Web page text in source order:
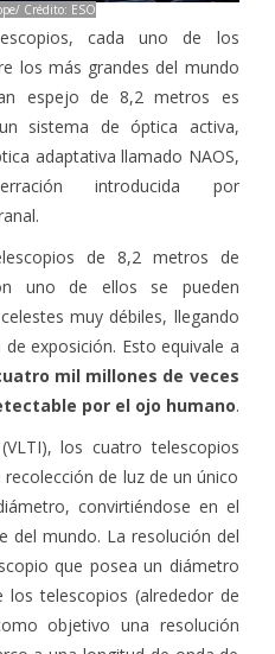
Crédito: ESO
cada uno de los
los más grandes del mundo
espejo de 8,2 metros es
sistema de óptica activa,
adaptativa llamado NAOS,
introducida por
de 8,2 metros de
uno de ellos se pueden
muy débiles, llegando
exposición. Esto equivale a
mil millones de veces
por el ojo humano.
los cuatro telescopios
de luz de un único
convirtiéndose en el
del mundo. La resolución del
que posea un diámetro
telescopios (alrededor de
objetivo una resolución